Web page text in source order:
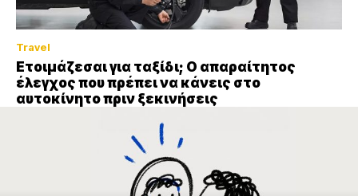
Travel
Ετοιμάζεσαι για ταξίδι; Ο απαραίτητος
έλεγχος που πρέπει να κάνεις στο
αυτοκίνητο πριν ξεκινήσεις